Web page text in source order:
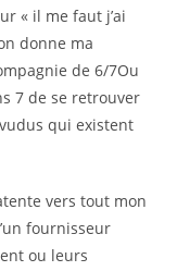
« il me faut j’ai
donne ma
de 6/7Ou
7 de se retrouver
qui existent
vers tout mon
fournisseur
ou leurs